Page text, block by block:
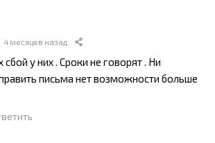
4 месяцев назад
сбой у них . Сроки не говорят . Ни
письма нет возможности больше